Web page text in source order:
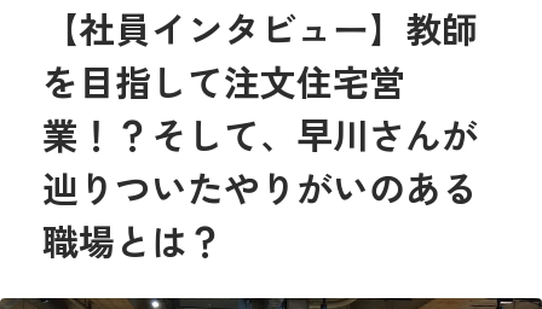
【社員インタビュー】教師
を目指して注文住宅営
業！？そして、早川さんが
辿りついたやりがいのある
職場とは？